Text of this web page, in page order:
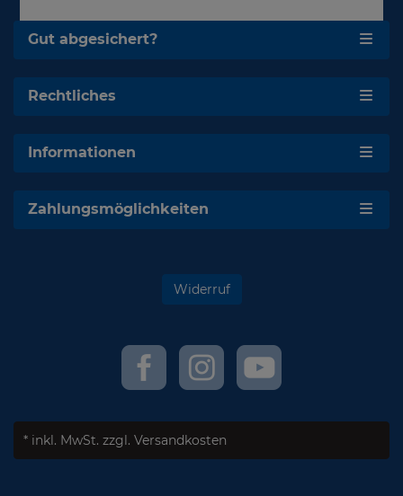
Gut abgesichert?
Rechtliches
Informationen
Zahlungsmöglichkeiten
Widerruf
* inkl. MwSt. zzgl. Versandkosten